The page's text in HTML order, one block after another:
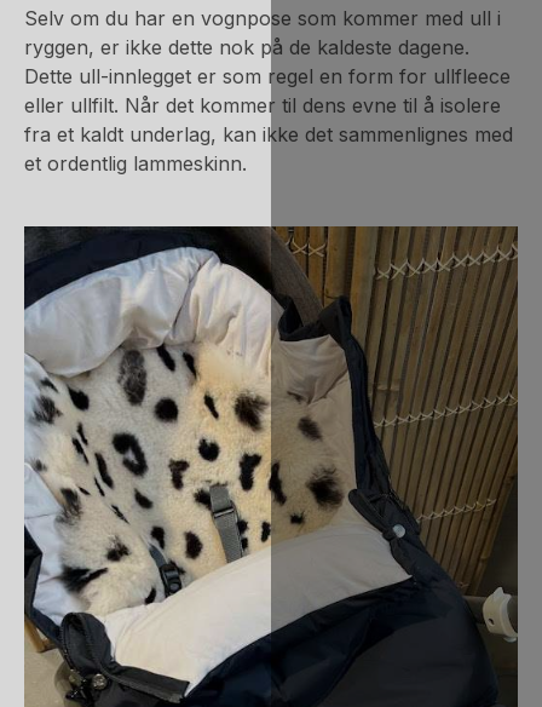
Selv om du har en vognpose som kommer med ull i
ryggen, er ikke dette nok på de kaldeste dagene.
Dette ull-innlegget er som regel en form for ullfleece
eller ullfilt. Når det kommer til dens evne til å isolere
fra et kaldt underlag, kan ikke det sammenlignes med
et ordentlig lammeskinn.